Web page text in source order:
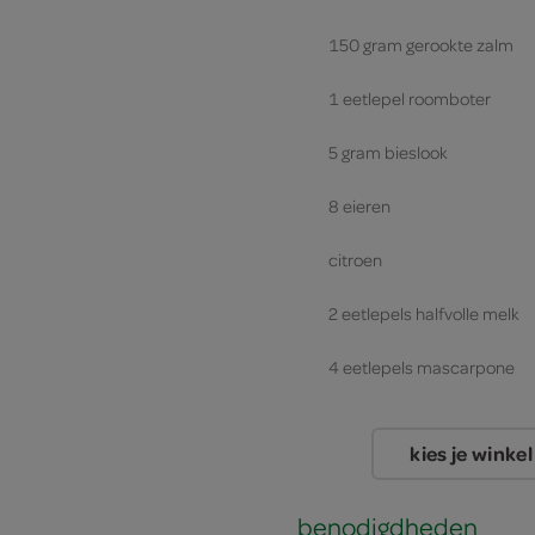
150 gram gerookte zalm
1 eetlepel roomboter
5 gram bieslook
8 eieren
citroen
2 eetlepels halfvolle melk
4 eetlepels mascarpone
kies je winkel
benodigdheden